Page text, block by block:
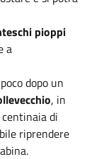
pioppi
a
dopo un
, in
di
riprendere